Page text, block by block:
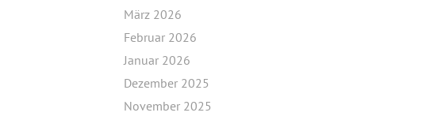
März 2026
Februar 2026
Januar 2026
Dezember 2025
November 2025